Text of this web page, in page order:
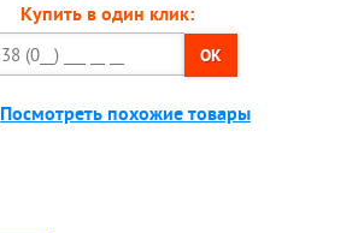
Купить в один клик:
OK
Посмотреть похожие товары